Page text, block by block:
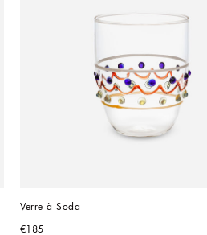
Verre à Soda
€185